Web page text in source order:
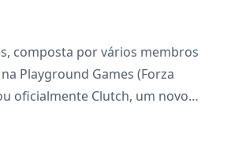
composta por vários membros
Playground Games (Forza
oficialmente Clutch, um novo
PC, Xbox Series e PS5.Mas